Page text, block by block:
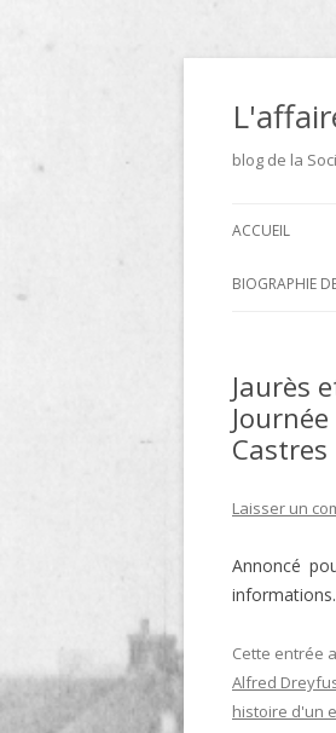
Aller
contenu
blog de la
ACCUEIL
BIOGRAPHIE
DREYFUS
Jaurès
Castres
Laisser un
Annoncé
informations.
Cette entrée
Alfred
histoire d'un